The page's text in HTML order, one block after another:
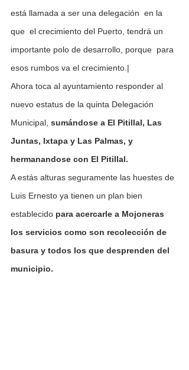
está llamada a ser una delegación  en la
que  el crecimiento del Puerto, tendrá un
importante polo de desarrollo, porque  para
esos rumbos va el crecimiento.|
Ahora toca al ayuntamiento responder al
nuevo estatus de la quinta Delegación
Municipal, sumándose a El Pitillal, Las
Juntas, Ixtapa y Las Palmas, y
hermanandose con El Pitillal.
A estás alturas seguramente las huestes de
Luis Ernesto ya tienen un plan bien
establecido para acercarle a Mojoneras
los servicios como son recolección de
basura y todos los que desprenden del
municipio.